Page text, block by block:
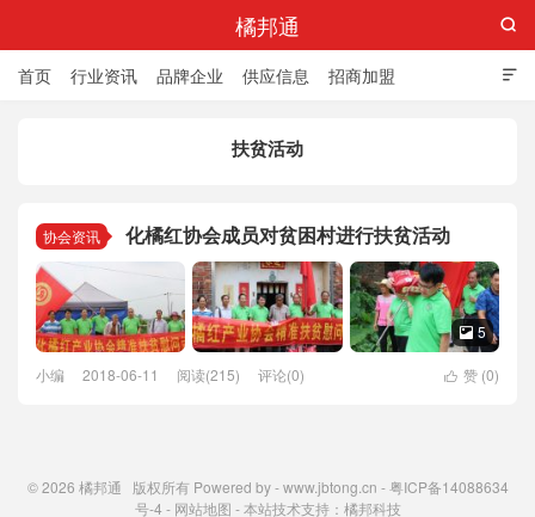
橘邦通

首页 行业资讯 品牌企业 供应信息 招商加盟

扶贫活动
协会资讯 化橘红协会成员对贫困村进行扶贫活动
 5
 赞 (0)
小编 2018-06-11 阅读(215) 评论(0)
© 2026 橘邦通 版权所有 Powered by -www.jbtong.cn -粤ICP备14088634
号-4 - 网站地图 - 本站技术支持： 橘邦科技